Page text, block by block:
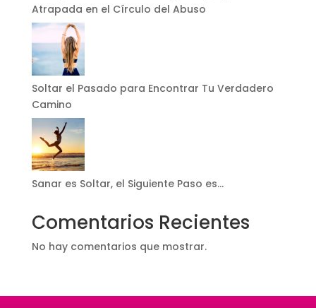
Atrapada en el Círculo del Abuso
Soltar el Pasado para Encontrar Tu Verdadero
Camino
Sanar es Soltar, el Siguiente Paso es…
Comentarios Recientes
No hay comentarios que mostrar.